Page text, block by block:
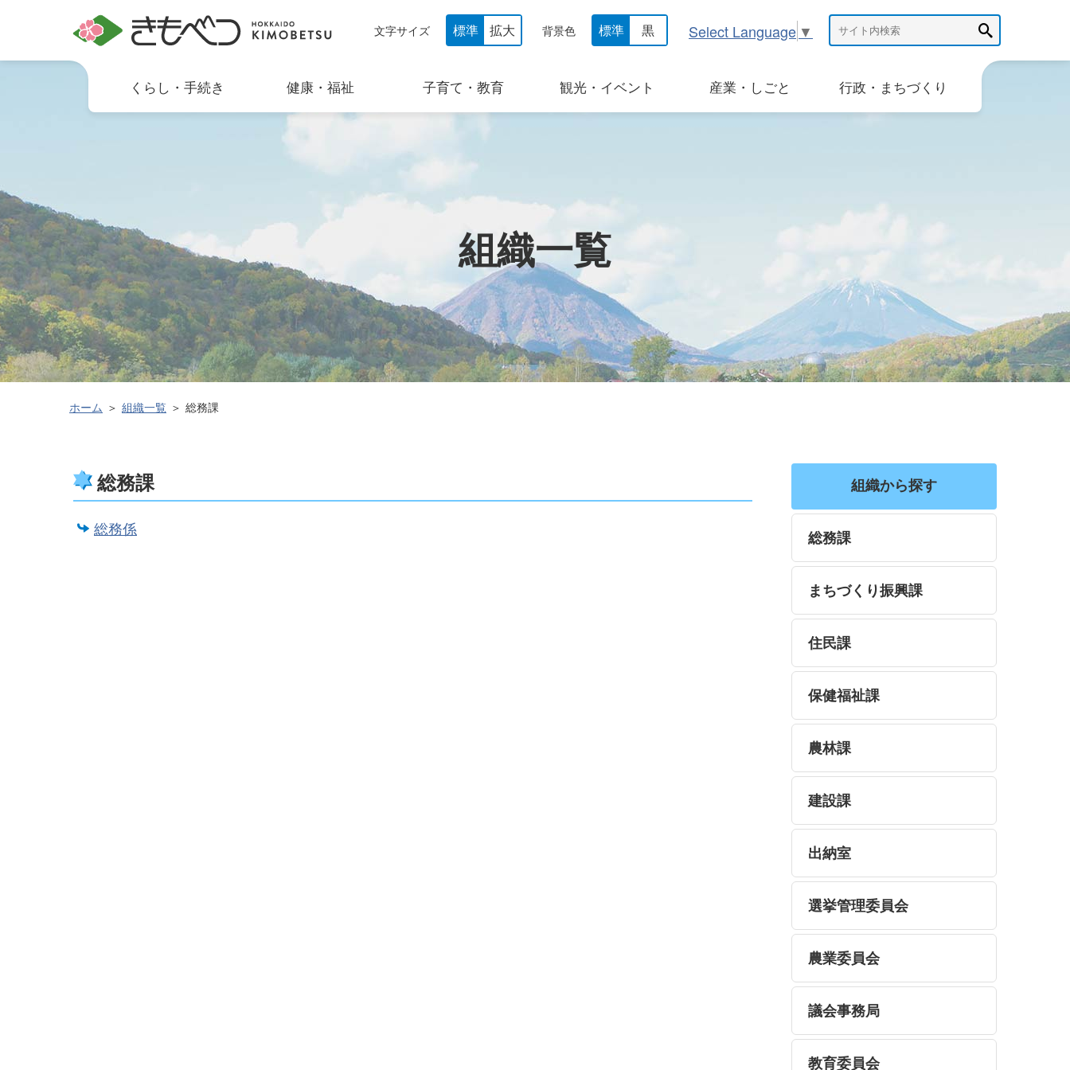
くらし・手続き 健康・福祉 子育て・教育 観光・イベント 産業・しごと 行政・まちづくり
文字サイズ 標準 拡大 背景色 標準 黒 Select Language ▼
組織一覧
ホーム 組織一覧 総務課
総務課
総務係
組織から探す
総務課
まちづくり振興課
住民課
保健福祉課
農林課
建設課
出納室
選挙管理委員会
農業委員会
議会事務局
教育委員会